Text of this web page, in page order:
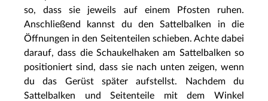
so, dass sie jeweils auf einem Pfosten ruhen.
Anschließend kannst du den Sattelbalken in die
Öffnungen in den Seitenteilen schieben. Achte dabei
darauf, dass die Schaukelhaken am Sattelbalken so
positioniert sind, dass sie nach unten zeigen, wenn
du das Gerüst später aufstellst. Nachdem du
Sattelbalken und Seitenteile mit dem Winkel